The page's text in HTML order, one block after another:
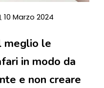
10 Marzo 2024
meglio le
in modo da
e non creare